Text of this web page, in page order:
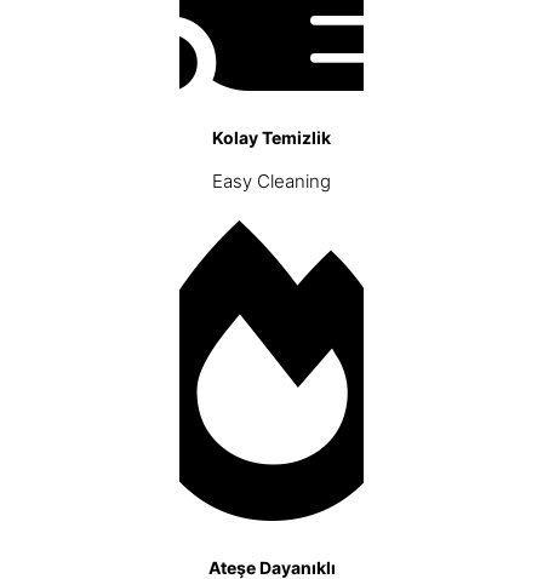
Kolay Temizlik
Easy Cleaning
Ateşe Dayanıklı